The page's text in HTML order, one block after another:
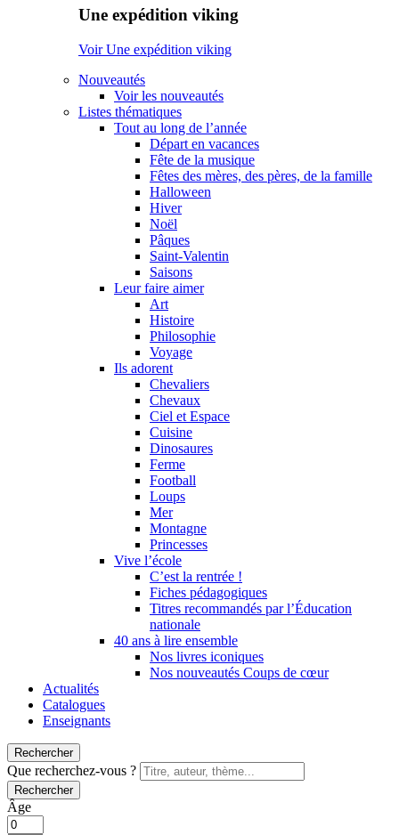
Une expédition viking
Voir Une expédition viking
Nouveautés
Voir les nouveautés
Listes thématiques
Tout au long de l’année
Départ en vacances
Fête de la musique
Fêtes des mères, des pères, de la famille
Halloween
Hiver
Noël
Pâques
Saint-Valentin
Saisons
Leur faire aimer
Art
Histoire
Philosophie
Voyage
Ils adorent
Chevaliers
Chevaux
Ciel et Espace
Cuisine
Dinosaures
Ferme
Football
Loups
Mer
Montagne
Princesses
Vive l’école
C’est la rentrée !
Fiches pédagogiques
Titres recommandés par l’Éducation
nationale
40 ans à lire ensemble
Nos livres iconiques
Nos nouveautés Coups de cœur
Actualités
Catalogues
Enseignants
Rechercher
Que recherchez-vous ?
Rechercher
Âge